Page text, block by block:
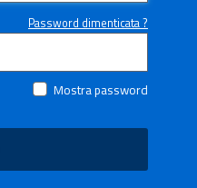
Password dimenticata ?
Mostra password